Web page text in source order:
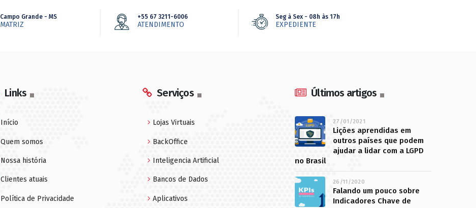
Campo Grande - MS
MATRIZ
+55 67 3211-6006
ATENDIMENTO
Seg à Sex - 08h às 17h
EXPEDIENTE
Links
Início
Quem somos
Nossa história
Clientes atuais
Política de Privacidade
Serviços
Lojas Virtuais
BackOffice
Inteligencia Artificial
Bancos de Dados
Aplicativos
Últimos artigos
27/01/2021
Lições aprendidas em
outros países que podem
ajudar a lidar com a LGPD
no Brasil
26/11/2020
Falando um pouco sobre
Indicadores Chave de